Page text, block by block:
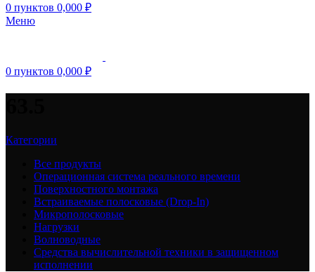
0 пунктов 0,000 ₽
Меню
0 пунктов 0,000 ₽
Категории
Все продукты
Операционная система реального времени
Поверхностного монтажа
Встраиваемые полосковые (Drop-In)
Микрополосковые
Нагрузки
Волноводные
Средства вычислительной техники в защищенном
исполнении